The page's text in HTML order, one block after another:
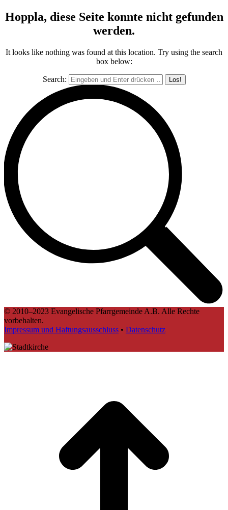
Hoppla, diese Seite konnte nicht gefunden
werden.
It looks like nothing was found at this location. Try using the search
box below:
Search:
© 2010–2023 Evangelische Pfarrgemeinde A.B. Alle Rechte
vorbehalten.
Impressum und Haftungsausschluss • Datenschutz